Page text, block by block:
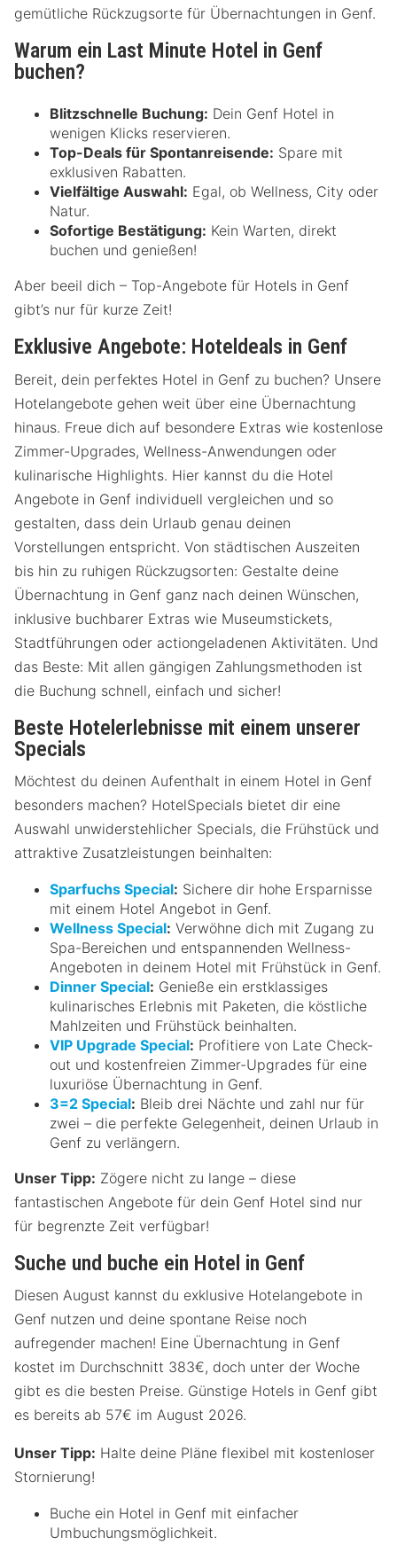
gemütliche Rückzugsorte für Übernachtungen in Genf.
Warum ein Last Minute Hotel in Genf
buchen?
Blitzschnelle Buchung: Dein Genf Hotel in
wenigen Klicks reservieren.
Top-Deals für Spontanreisende: Spare mit
exklusiven Rabatten.
Vielfältige Auswahl: Egal, ob Wellness, City oder
Natur.
Sofortige Bestätigung: Kein Warten, direkt
buchen und genießen!
Aber beeil dich – Top-Angebote für Hotels in Genf
gibt’s nur für kurze Zeit!
Exklusive Angebote: Hoteldeals in Genf
Bereit, dein perfektes Hotel in Genf zu buchen? Unsere
Hotelangebote gehen weit über eine Übernachtung
hinaus. Freue dich auf besondere Extras wie kostenlose
Zimmer-Upgrades, Wellness-Anwendungen oder
kulinarische Highlights. Hier kannst du die Hotel
Angebote in Genf individuell vergleichen und so
gestalten, dass dein Urlaub genau deinen
Vorstellungen entspricht. Von städtischen Auszeiten
bis hin zu ruhigen Rückzugsorten: Gestalte deine
Übernachtung in Genf ganz nach deinen Wünschen,
inklusive buchbarer Extras wie Museumstickets,
Stadtführungen oder actiongeladenen Aktivitäten. Und
das Beste: Mit allen gängigen Zahlungsmethoden ist
die Buchung schnell, einfach und sicher!
Beste Hotelerlebnisse mit einem unserer
Specials
Möchtest du deinen Aufenthalt in einem Hotel in Genf
besonders machen? HotelSpecials bietet dir eine
Auswahl unwiderstehlicher Specials, die Frühstück und
attraktive Zusatzleistungen beinhalten:
Sparfuchs Special: Sichere dir hohe Ersparnisse
mit einem Hotel Angebot in Genf.
Wellness Special: Verwöhne dich mit Zugang zu
Spa-Bereichen und entspannenden Wellness-
Angeboten in deinem Hotel mit Frühstück in Genf.
Dinner Special: Genieße ein erstklassiges
kulinarisches Erlebnis mit Paketen, die köstliche
Mahlzeiten und Frühstück beinhalten.
VIP Upgrade Special: Profitiere von Late Check-
out und kostenfreien Zimmer-Upgrades für eine
luxuriöse Übernachtung in Genf.
3=2 Special: Bleib drei Nächte und zahl nur für
zwei – die perfekte Gelegenheit, deinen Urlaub in
Genf zu verlängern.
Unser Tipp: Zögere nicht zu lange – diese
fantastischen Angebote für dein Genf Hotel sind nur
für begrenzte Zeit verfügbar!
Suche und buche ein Hotel in Genf
Diesen August kannst du exklusive Hotelangebote in
Genf nutzen und deine spontane Reise noch
aufregender machen! Eine Übernachtung in Genf
kostet im Durchschnitt 383€, doch unter der Woche
gibt es die besten Preise. Günstige Hotels in Genf gibt
es bereits ab 57€ im August 2026.
Unser Tipp: Halte deine Pläne flexibel mit kostenloser
Stornierung!
Buche ein Hotel in Genf mit einfacher
Umbuchungsmöglichkeit.